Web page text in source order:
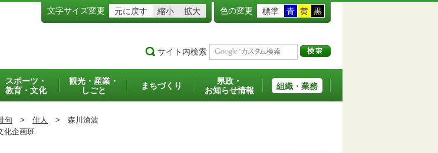
文字サイズ変更 元に戻す 縮小 拡大 色の変更 標準 青 黄 黒
サイト内検索
スポーツ・
教育・文化
観光・産業・
しごと
まちづくり
県政・
お知らせ情報
組織・業務
句 > 俳人 > 森川滄波
化企画班